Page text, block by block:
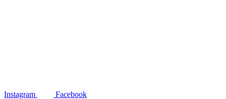
Instagram Facebook